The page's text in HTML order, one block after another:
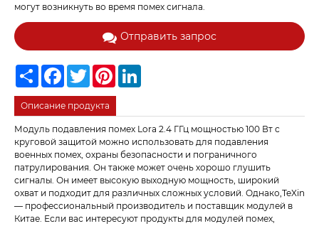
могут возникнуть во время помех сигнала.
Отправить запрос
Share FacebookTwitterPinterest
Описание продукта
Модуль подавления помех Lora 2.4 ГГц мощностью 100 Вт с
круговой защитой можно использовать для подавления
военных помех, охраны безопасности и пограничного
патрулирования. Он также может очень хорошо глушить
сигналы. Он имеет высокую выходную мощность, широкий
охват и подходит для различных сложных условий. Однако,TeXin
— профессиональный производитель и поставщик модулей в
Китае. Если вас интересуют продукты для модулей помех,